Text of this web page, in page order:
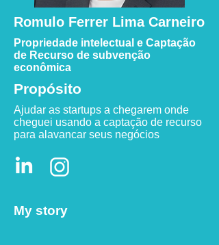
Romulo Ferrer Lima Carneiro
Propriedade intelectual e Captação
de Recurso de subvenção
econômica
Propósito
Ajudar as startups a chegarem onde
cheguei usando a captação de recurso
para alavancar seus negócios
My story